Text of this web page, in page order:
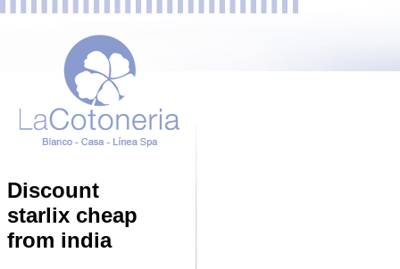
Discount
starlix cheap
from india